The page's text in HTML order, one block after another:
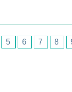
5 6 7 8